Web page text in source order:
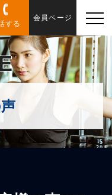
する
会員ページ